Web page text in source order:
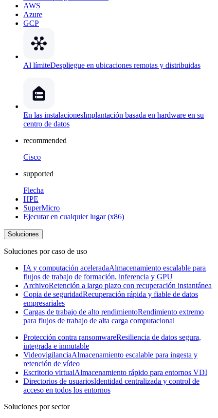
AWS
Azure
GCP
Al límiteDespliegue en ubicaciones remotas y distribuidas
En las instalacionesImplantación basada en hardware en su
centro de datos
recommended
Cisco
supported
Flecha
HPE
SuperMicro
Ejecutar en cualquier lugar (x86)
Soluciones
Soluciones por caso de uso
IA y computación aceleradaAlmacenamiento escalable para
flujos de trabajo de formación, inferencia y GPU
ArchivoRetención a largo plazo con recuperación instantánea
Copia de seguridadRecuperación rápida y fiable de datos
empresariales
Cargas de trabajo de alto rendimientoRendimiento extremo
para flujos de trabajo de alta carga computacional
Protección contra ransomwareResiliencia de datos segura,
integrada e inmutable
VideovigilanciaAlmacenamiento escalable para ingesta y
retención de vídeo
Escritorio virtualAlmacenamiento rápido para entornos VDI
Directorios de usuariosIdentidad centralizada y control de
acceso en todos los entornos
Soluciones por sector